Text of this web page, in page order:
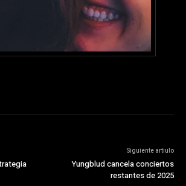
Siguiente artiulo
Yungblud cancela conciertos
restantes de 2025